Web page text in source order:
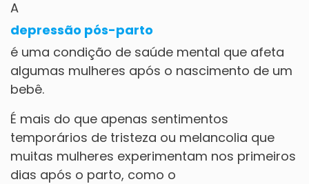
A
depressão pós-parto
é uma condição de saúde mental que afeta
algumas mulheres após o nascimento de um
bebê.
É mais do que apenas sentimentos
temporários de tristeza ou melancolia que
muitas mulheres experimentam nos primeiros
dias após o parto, como o